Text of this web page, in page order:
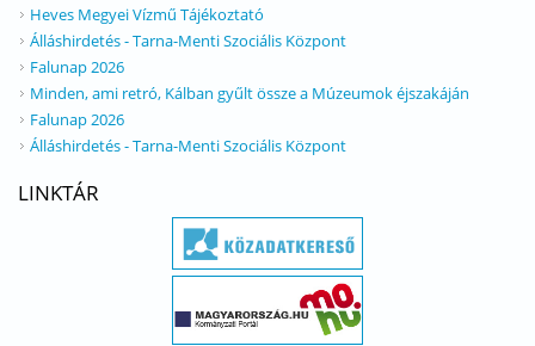
Heves Megyei Vízmű Tájékoztató
Álláshirdetés - Tarna-Menti Szociális Központ
Falunap 2026
Minden, ami retró, Kálban gyűlt össze a Múzeumok éjszakáján
Falunap 2026
Álláshirdetés - Tarna-Menti Szociális Központ
LINKTÁR